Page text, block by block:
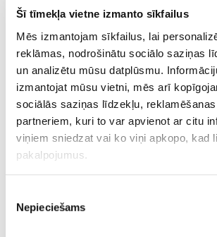
Šī tīmekļa vietne izmanto sīkfailus
Mēs izmantojam sīkfailus, lai
reklāmas, nodrošinātu sociālo saziņas
un analizētu mūsu datplūsmu.
izmantojat mūsu vietni, mēs arī
sociālās saziņas līdzekļu,
partneriem, kuri to var apvienot ar citu
viņiem sniedzat vai ko viņi apkopo, kad
pakalpojumus.
izvēle
Nepieciešams
Ļaut nožūt, nodrošinot labu ventilāciju.
Intensīvi tonēts:
Decorwachs.
ŽŪŠANAS LAIKS
Apm. 24 stundas (normāli klimatiskie apstākļi,
mitrums). Zemākas temperatūras un/ vai
var paildzināt žūšanas laiku. Žūšanas laikā
ventilāciju. Pēc 2-3 nedēļām, virsma ir pilnībā
PATĒRIŅŠ
1 litrs nosedz apm. 30 m² ar vienu kārtu.
informācija attiecas uz gludām un ēvelētām/
Citas virsmas var novest pie mazākas